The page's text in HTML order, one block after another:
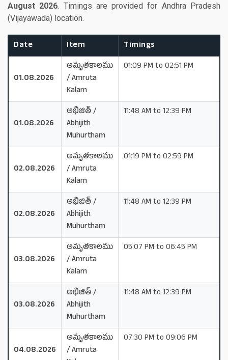
August 2026. Timings are provided for Andhra Pradesh
(Vijayawada) location.
Date Item Timings
01.08.2026
అమృతకాలము
/ Amruta
Kalam
01:09 PM to 02:51 PM
01.08.2026
అభిజిత్ /
Abhijith
Muhurtham
11:48 AM to 12:39 PM
02.08.2026
అమృతకాలము
/ Amruta
Kalam
01:19 PM to 02:59 PM
02.08.2026
అభిజిత్ /
Abhijith
Muhurtham
11:48 AM to 12:39 PM
03.08.2026
అమృతకాలము
/ Amruta
Kalam
05:07 PM to 06:45 PM
03.08.2026
అభిజిత్ /
Abhijith
Muhurtham
11:48 AM to 12:39 PM
04.08.2026
అమృతకాలము
/ Amruta
07:30 PM to 09:06 PM